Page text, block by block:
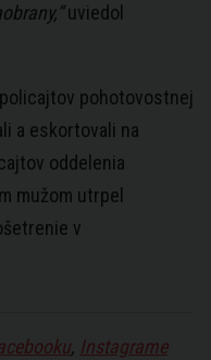
uviedol
pohotovostnej
a eskortovali na
oddelenia
mužom utrpel
v
, Instagrame